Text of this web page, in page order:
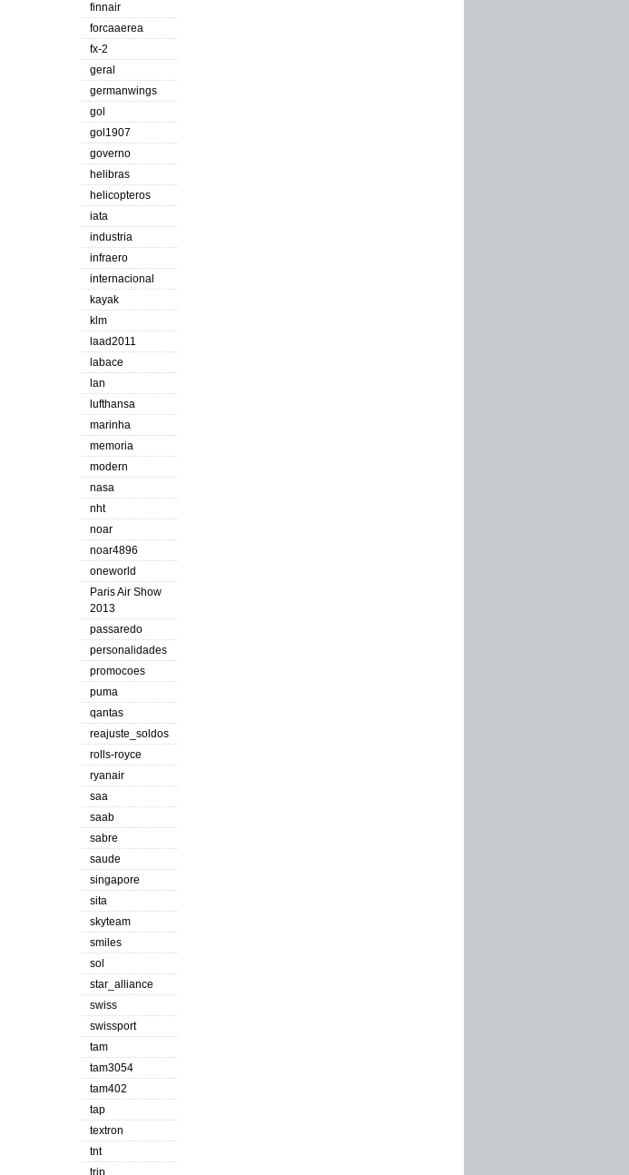
finnair
forcaaerea
fx-2
geral
germanwings
gol
gol1907
governo
helibras
helicopteros
iata
industria
infraero
internacional
kayak
klm
laad2011
labace
lan
lufthansa
marinha
memoria
modern
nasa
nht
noar
noar4896
oneworld
Paris Air Show
2013
passaredo
personalidades
promocoes
puma
qantas
reajuste_soldos
rolls-royce
ryanair
saa
saab
sabre
saude
singapore
sita
skyteam
smiles
sol
star_alliance
swiss
swissport
tam
tam3054
tam402
tap
textron
tnt
trip